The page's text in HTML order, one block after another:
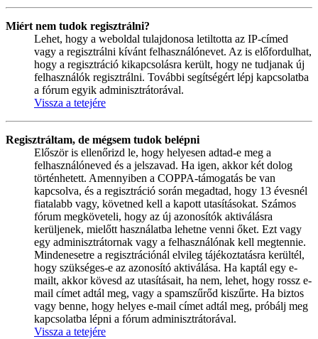
Miért nem tudok regisztrálni?
Lehet, hogy a weboldal tulajdonosa letiltotta az IP-címed
vagy a regisztrálni kívánt felhasználónevet. Az is előfordulhat,
hogy a regisztráció kikapcsolásra került, hogy ne tudjanak új
felhasználók regisztrálni. További segítségért lépj kapcsolatba
a fórum egyik adminisztrátorával.
Vissza a tetejére
Regisztráltam, de mégsem tudok belépni
Először is ellenőrizd le, hogy helyesen adtad-e meg a
felhasználóneved és a jelszavad. Ha igen, akkor két dolog
történhetett. Amennyiben a COPPA-támogatás be van
kapcsolva, és a regisztráció során megadtad, hogy 13 évesnél
fiatalabb vagy, követned kell a kapott utasításokat. Számos
fórum megköveteli, hogy az új azonosítók aktiválásra
kerüljenek, mielőtt használatba lehetne venni őket. Ezt vagy
egy adminisztrátornak vagy a felhasználónak kell megtennie.
Mindenesetre a regisztrációnál elvileg tájékoztatásra kerültél,
hogy szükséges-e az azonosító aktiválása. Ha kaptál egy e-
mailt, akkor kövesd az utasításait, ha nem, lehet, hogy rossz e-
mail címet adtál meg, vagy a spamszűrőd kiszűrte. Ha biztos
vagy benne, hogy helyes e-mail címet adtál meg, próbálj meg
kapcsolatba lépni a fórum adminisztrátorával.
Vissza a tetejére